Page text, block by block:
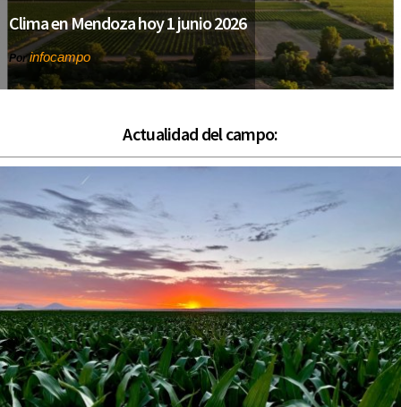
Clima en Mendoza hoy 1 junio 2026
Porinfocampo
Actualidad del campo: